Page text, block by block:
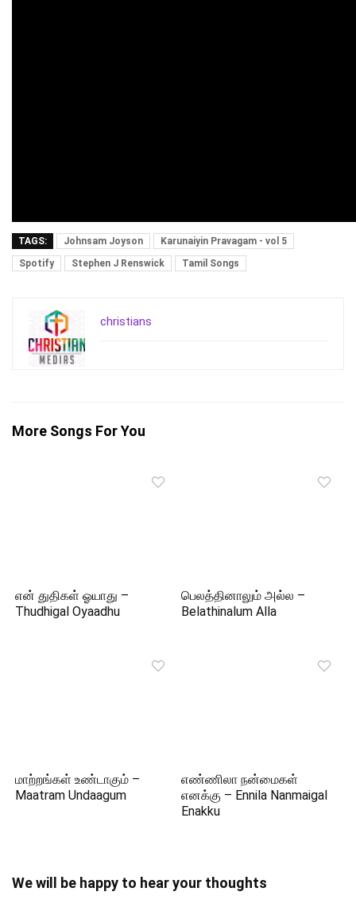
TAGS: Johnsam Joyson
Karunaiyin Pravagam - vol 5
Spotify
Stephen J Renswick Tamil Songs
christians
More Songs For You
என் துதிகள் ஓயாது –
Thudhigal Oyaadhu
பெலத்தினாலும் அல்ல –
Belathinalum Alla
மாற்றங்கள் உண்டாகும் –
Maatram Undaagum
எண்ணிலா நன்மைகள்
எனக்கு – Ennila Nanmaigal
Enakku
We will be happy to hear your thoughts